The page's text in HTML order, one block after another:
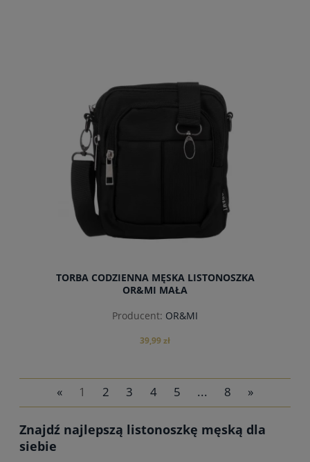
TORBA CODZIENNA MĘSKA LISTONOSZKA
OR&MI MAŁA
Producent: OR&MI
39,99 zł
do koszyka
« 1 2 3 4 5 ... 8 »
Znajdź najlepszą listonoszkę męską dla
siebie